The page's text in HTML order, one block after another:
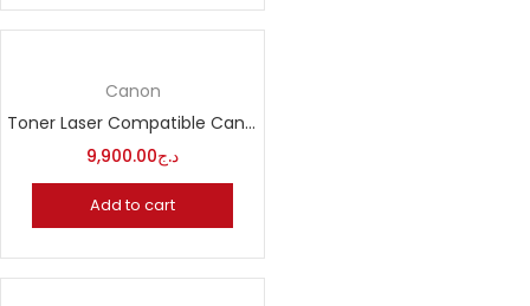
Canon
Toner Laser Compatible Canon CRG-046
د.ج9,900.00
Add to cart